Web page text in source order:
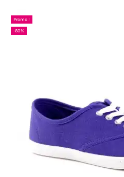
Promo !
-60%